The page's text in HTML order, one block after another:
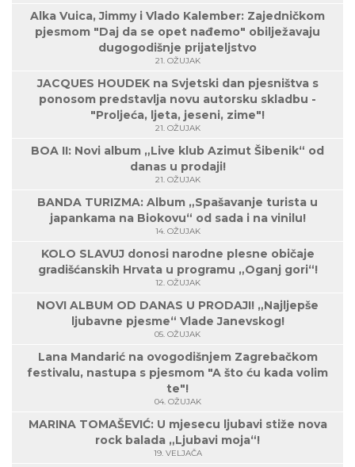
Alka Vuica, Jimmy i Vlado Kalember: Zajedničkom
pjesmom "Daj da se opet nađemo" obilježavaju
dugogodišnje prijateljstvo
21. OŽUJAK
JACQUES HOUDEK na Svjetski dan pjesništva s
ponosom predstavlja novu autorsku skladbu -
"Proljeća, ljeta, jeseni, zime"!
21. OŽUJAK
BOA II: Novi album „Live klub Azimut Šibenik“ od
danas u prodaji!
21. OŽUJAK
BANDA TURIZMA: Album „Spašavanje turista u
japankama na Biokovu“ od sada i na vinilu!
14. OŽUJAK
KOLO SLAVUJ donosi narodne plesne običaje
gradišćanskih Hrvata u programu „Oganj gori“!
12. OŽUJAK
NOVI ALBUM OD DANAS U PRODAJI! „Najljepše
ljubavne pjesme“ Vlade Janevskog!
05. OŽUJAK
Lana Mandarić na ovogodišnjem Zagrebačkom
festivalu, nastupa s pjesmom "A što ću kada volim
te"!
04. OŽUJAK
MARINA TOMAŠEVIĆ: U mjesecu ljubavi stiže nova
rock balada „Ljubavi moja“!
19. VELJAČA